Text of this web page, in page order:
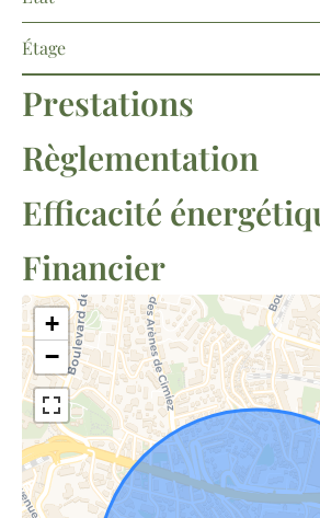
Étage
Prestations
Règlementation
Efficacité
Financier
+
−